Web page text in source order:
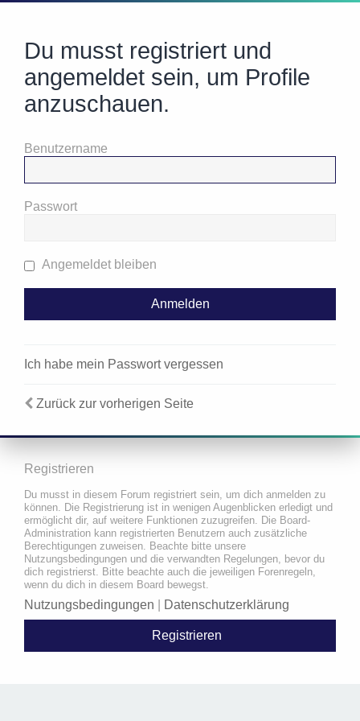
Du musst registriert und
angemeldet sein, um Profile
anzuschauen.
Benutzername
Passwort
Angemeldet bleiben
Ich habe mein Passwort vergessen
Zurück zur vorherigen Seite
Registrieren
Du musst in diesem Forum registriert sein, um dich anmelden zu
können. Die Registrierung ist in wenigen Augenblicken erledigt und
ermöglicht dir, auf weitere Funktionen zuzugreifen. Die Board-
Administration kann registrierten Benutzern auch zusätzliche
Berechtigungen zuweisen. Beachte bitte unsere
Nutzungsbedingungen und die verwandten Regelungen, bevor du
dich registrierst. Bitte beachte auch die jeweiligen Forenregeln,
wenn du dich in diesem Board bewegst.
Nutzungsbedingungen Datenschutzerklärung
Registrieren